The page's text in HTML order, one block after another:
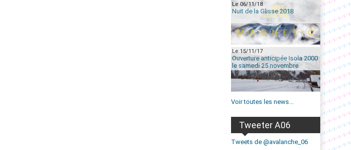
Le 06/11/18
Nuit de la Glisse 2018
Le 15/11/17
Ouverture anticipée Isola 2000
le samedi 25 novembre
Voir toutes les news...
Tweeter A06
Tweets de @avalanche_06